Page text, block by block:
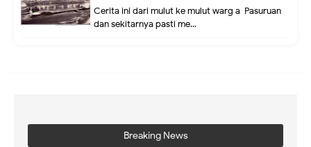
Cerita ini dari mulut ke mulut warg a Pasuruan
dan sekitarnya pasti me...
Breaking News